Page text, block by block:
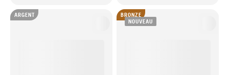
ARGENT
BRONZE
NOUVEAU